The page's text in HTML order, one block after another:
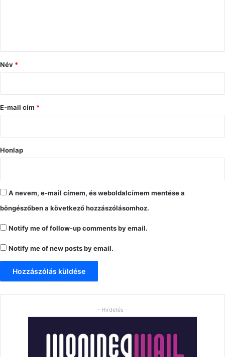
ó
s
Név *
E-mail cím *
Honlap
A nevem, e-mail címem, és weboldalcímem mentése a
böngészőben a következő hozzászólásomhoz.
Notify me of follow-up comments by email.
Notify me of new posts by email.
- Hirdetés -